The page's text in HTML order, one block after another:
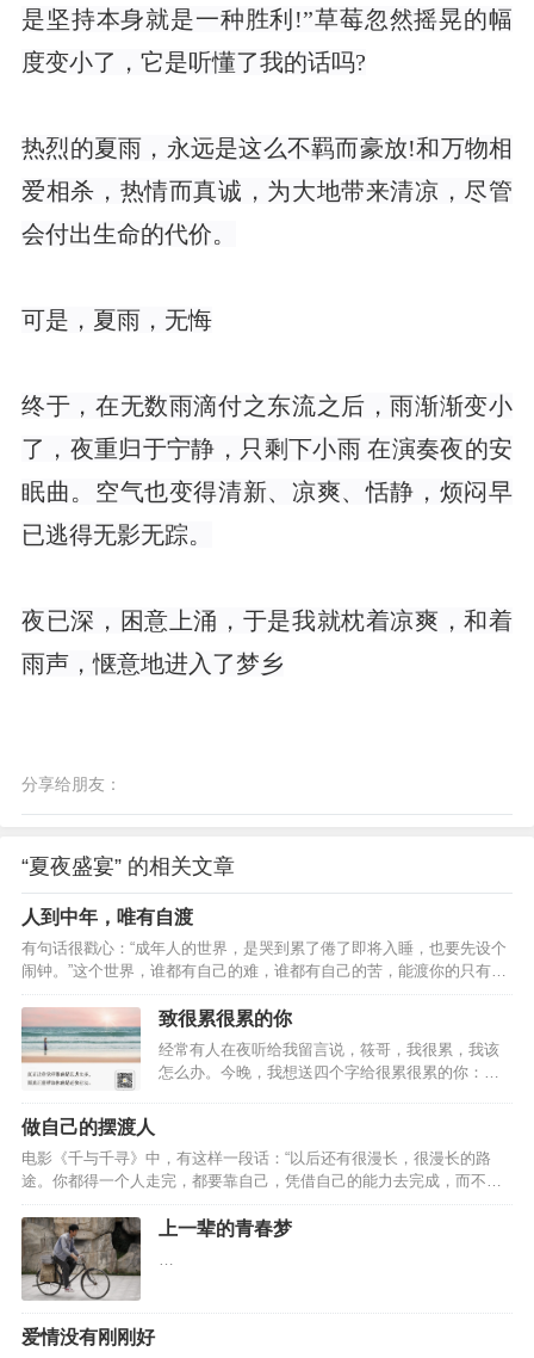
是坚持本身就是一种胜利!”草莓忽然摇晃的幅
度变小了，它是听懂了我的话吗?
热烈的夏雨，永远是这么不羁而豪放!和万物相
爱相杀，热情而真诚，为大地带来清凉，尽管
会付出生命的代价。
可是，夏雨，无悔
终于，在无数雨滴付之东流之后，雨渐渐变小
了，夜重归于宁静，只剩下小雨 在演奏夜的安
眠曲。空气也变得清新、凉爽、恬静，烦闷早
已逃得无影无踪。
夜已深，困意上涌，于是我就枕着凉爽，和着
雨声，惬意地进入了梦乡
分享给朋友：
“夏夜盛宴” 的相关文章
人到中年，唯有自渡
有句话很戳心：“成年人的世界，是哭到累了倦了即将入睡，也要先设个
闹钟。”这个世界，谁都有自己的难，谁都有自己的苦，能渡你的只有你
自己。如何自渡？夜听建议您做好这三件事。靠自律，成自由 自渡，需
要做的第一件事是自律。 我在网上看到过一个问题，高度自律，是一种
什么体验？有个高赞的回答是：“不再被生活拖拽着前进，而是生活在你
的方寸之间，一切都有条不紊的进行，想要的生活触手可及，所有的事
情都在朝好的方向发展。” 有位听友，跟我分享了她姐姐的故事。 姐姐
是一位家庭主…
致很累很累的你
经常有人在夜听给我留言说，筱哥，我很累，我该
怎么办。今晚，我想送四个字给很累很累的你：拒
恋人没及时回复信息，就开始胡思乱想；遇到事情
需要选择时，就左右为难，纠结很长时间。 当你陷
入了这样的情绪之中，说明你正在经历精神内
耗。 心理学上对“内耗”的解释是： 过度的思虑。 焦
做自己的摆渡人
电影《千与千寻》中，有这样一段话：“以后还有很漫长，很漫长的路
途。你都得一个人走完，都要靠自己，凭借自己的能力去完成，而不是
依靠谁。” 诚然如此，人生路漫漫，任何人都不能陪你走完全程。 成长
这条路，注定是孤独的。 有些难言的悲痛，只能一个人去化解； 有些痛
哭的夜晚，只能一个人慢慢熬。 人生的解药，不在旁人，而全在自己。
成年的世界，各有各的苦 在网上看到这样一句话：“每个人都很不容易，
因此每个人，都必须计较仔细。因为一不小心，生活会在你的…
上一辈的青春梦
…
爱情没有刚刚好